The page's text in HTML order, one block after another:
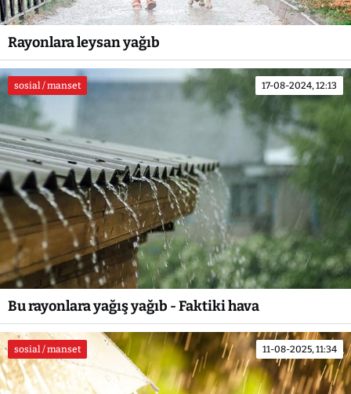
Rayonlara leysan yağıb
sosial / manset 17-08-2024, 12:13
Bu rayonlara yağış yağıb - Faktiki hava
sosial / manset 11-08-2025, 11:34